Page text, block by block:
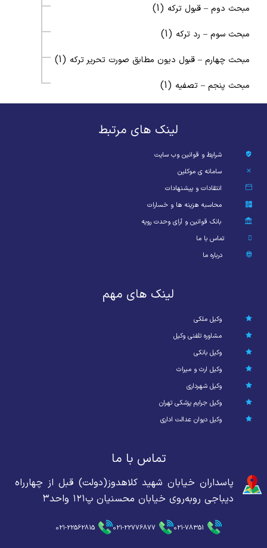
مبحث دوم – قبول ترکه (1)
مبحث سوم – رد ترکه (1)
مبحث چهارم – قبول دیون مطابق صورت تحریر ترکه (1)
مبحث پنجم – تصفیه (1)
لینک های مرتبط
شرایط و قوانین وب سایت
سامانه ی موکلین
انتقادات و پیشنهادات
محاسبه هزینه ها و خسارات
بانک قوانین و آرای وحدت رویه
تماس با ما
درباره ما
لینک های مهم
وکیل ملکی
مشاوره تلفنی وکیل
وکیل بانکی
وکیل ارث و میراث
وکیل شهرداری
وکیل جرایم پزشکی تهران
وکیل دیوان عدالت اداری
تماس با ما
پاسداران خیابان شهید کلاهدوز(دولت) قبل از چهارراه
دیباجی روبه‌روی خیابان محسنیان پ۱۲۱ واحد۳
021-78351
021-22776877
021-22562815